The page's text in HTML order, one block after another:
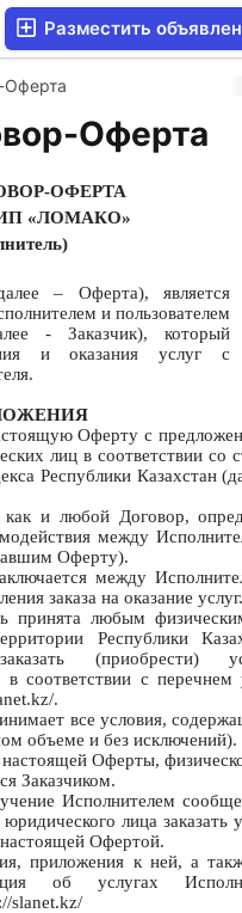
Разместить
Оферта
Оферта
ОФЕРТА
ИП «ЛОМАКО»
– Оферта), является
и пользователем
- Заказчик), который
и оказания услуг с
Оферту с
лиц в соответствии со
Республики Казахстан
и любой Договор,
между
Оферту).
между
заказа на оказание
принята любым
Республики
(приобрести)
соответствии с перечнем
.
все условия,
объеме и без исключений).
Оферты,
Заказчиком.
Исполнителем
лица заказать
Офертой.
приложения к ней, а
об услугах
slanet.kz/